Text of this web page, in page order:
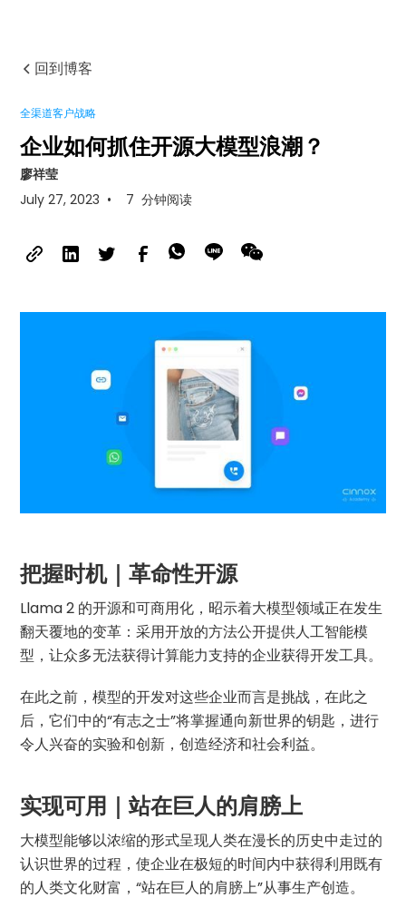
回到博客
全渠道客户战略
企业如何抓住开源大模型浪潮？
廖祥莹
July 27, 2023 • 7 分钟阅读
把握时机｜革命性开源
Llama 2 的开源和可商用化，昭示着大模型领域正在发生
翻天覆地的变革：采用开放的方法公开提供人工智能模
型，让众多无法获得计算能力支持的企业获得开发工具。
在此之前，模型的开发对这些企业而言是挑战，在此之
后，它们中的“有志之士”将掌握通向新世界的钥匙，进行
令人兴奋的实验和创新，创造经济和社会利益。
实现可用｜站在巨人的肩膀上
大模型能够以浓缩的形式呈现人类在漫长的历史中走过的
认识世界的过程，使企业在极短的时间内中获得利用既有
的人类文化财富，“站在巨人的肩膀上”从事生产创造。